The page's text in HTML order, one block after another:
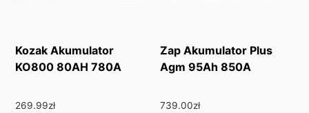
Kozak Akumulator
KO800 80AH 780A
269.99zł
Zap Akumulator Plus
Agm 95Ah 850A
739.00zł